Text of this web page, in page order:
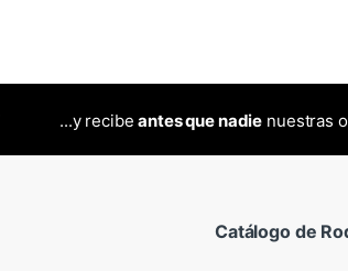
...y recibeantes que nadie nuestras
Catálogo de